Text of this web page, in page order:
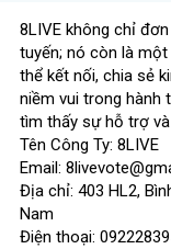
8LIVE không chỉ
tuyến; nó còn là
thể kết nối, chia sẻ
niềm vui trong hành
tìm thấy sự hỗ trợ
Tên Công Ty: 8LIVE
Email:
Địa chỉ: 403 HL2,
Nam
Điện thoại: